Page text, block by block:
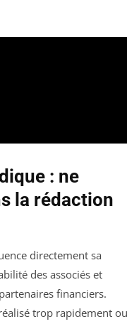
: ne
la rédaction
directement sa
des associés et
financiers.
trop rapidement ou